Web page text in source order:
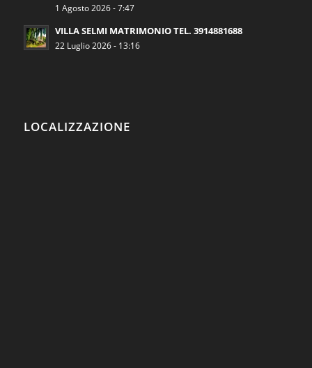
1 Agosto 2026 - 7:47
VILLA SELMI MATRIMONIO TEL. 3914881688
22 Luglio 2026 - 13:16
LOCALIZZAZIONE